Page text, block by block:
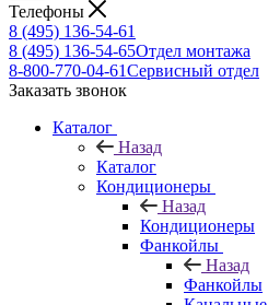
Телефоны
8 (495) 136-54-61
8 (495) 136-54-65Отдел монтажа
8-800-770-04-61Сервисный отдел
Заказать звонок
Каталог
Назад
Каталог
Кондиционеры
Назад
Кондиционеры
Фанкойлы
Назад
Фанкойлы